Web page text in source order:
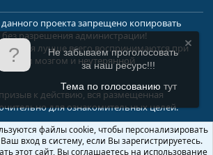
проекта запрещено копировать
разрешения администрации!
лучше всего воспринимаются при
мозгом и неутерянной
к действию, вся размещенная
для ознакомительных целей.
- подводная охота, дайвинг, туризм
Не забываем проголосовать
за наш ресурс!!!
Тема по голосованию тут
файлы cookie, чтобы персонализировать
вход в систему, если Вы зарегистрируетесь.
этот сайт, Вы соглашаетесь на использование